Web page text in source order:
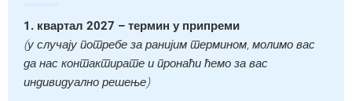
1. квартал 2027 – термин у припреми
(у случају потребе за ранијим термином, молимо вас
да нас контактирате и пронаћи ћемо за вас
индивидуално решење)